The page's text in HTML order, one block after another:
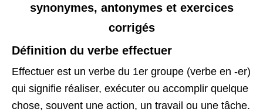
synonymes, antonymes et exercices
corrigés
Définition du verbe effectuer
Effectuer est un verbe du 1er groupe (verbe en -er)
qui signifie réaliser, exécuter ou accomplir quelque
chose, souvent une action, un travail ou une tâche.